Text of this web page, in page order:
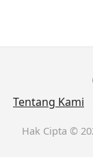
Tentang Kami
Hak Cipta ©